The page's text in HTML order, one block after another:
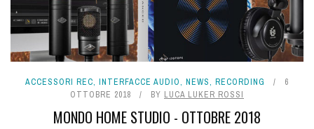
ACCESSORI REC, INTERFACCE AUDIO, NEWS, RECORDING
6
OTTOBRE 2018
BY LUCA LUKER ROSSI
MONDO HOME STUDIO - OTTOBRE 2018